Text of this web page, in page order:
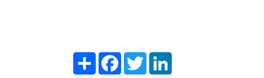
ShareFacebook
Twitter